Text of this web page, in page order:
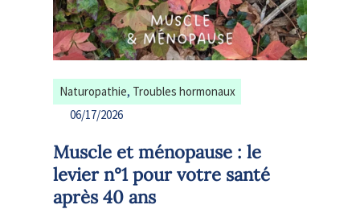
Naturopathie, Troubles hormonaux
06/17/2026
Muscle et ménopause : le
levier n°1 pour votre santé
après 40 ans